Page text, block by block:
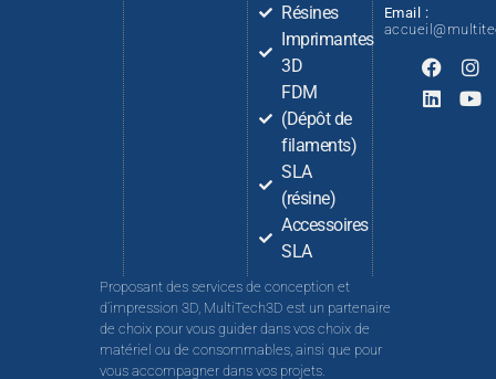
Résines
Imprimantes
3D
FDM
(Dépôt de
filaments)
SLA
(résine)
Accessoires
SLA
Email :
Proposant des services de conception et
d’impression 3D, MultiTech3D est un partenaire
de choix pour vous guider dans vos choix de
matériel ou de consommables, ainsi que pour
vous accompagner dans vos projets.